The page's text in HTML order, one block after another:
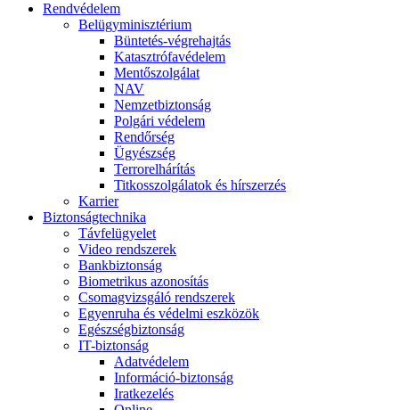
Rendvédelem
Belügyminisztérium
Büntetés-végrehajtás
Katasztrófavédelem
Mentőszolgálat
NAV
Nemzetbiztonság
Polgári védelem
Rendőrség
Ügyészség
Terrorelhárítás
Titkosszolgálatok és hírszerzés
Karrier
Biztonságtechnika
Távfelügyelet
Video rendszerek
Bankbiztonság
Biometrikus azonosítás
Csomagvizsgáló rendszerek
Egyenruha és védelmi eszközök
Egészségbiztonság
IT-biztonság
Adatvédelem
Információ-biztonság
Iratkezelés